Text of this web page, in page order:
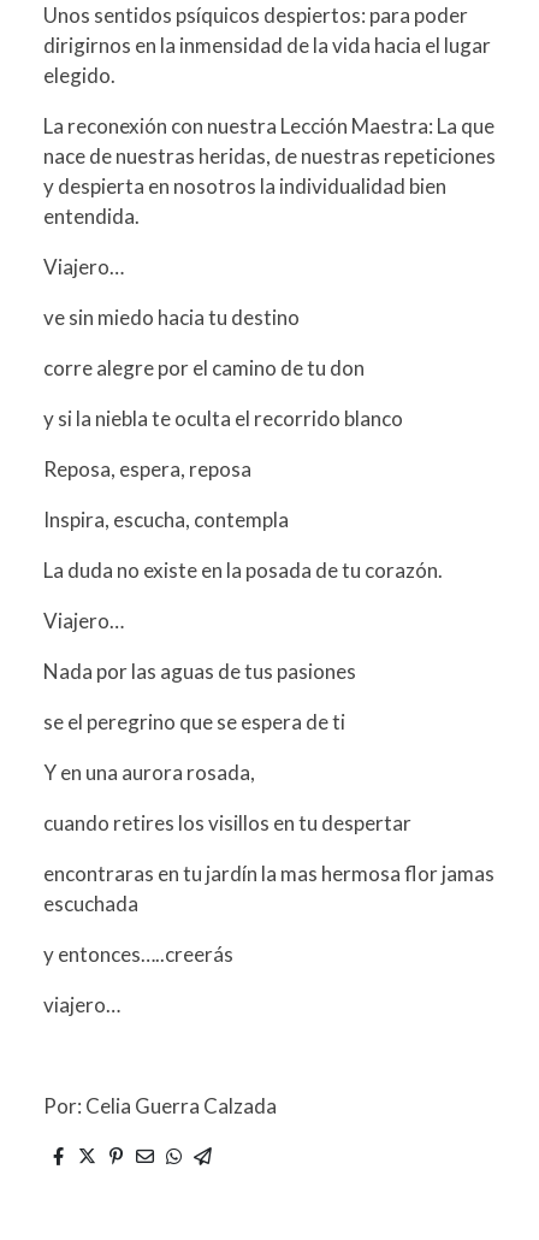
Unos sentidos psíquicos despiertos: para poder
dirigirnos en la inmensidad de la vida hacia el lugar
elegido.
La reconexión con nuestra Lección Maestra: La que
nace de nuestras heridas, de nuestras repeticiones
y despierta en nosotros la individualidad bien
entendida.
Viajero…
ve sin miedo hacia tu destino
corre alegre por el camino de tu don
y si la niebla te oculta el recorrido blanco
Reposa, espera, reposa
Inspira, escucha, contempla
La duda no existe en la posada de tu corazón.
Viajero…
Nada por las aguas de tus pasiones
se el peregrino que se espera de ti
Y en una aurora rosada,
cuando retires los visillos en tu despertar
encontraras en tu jardín la mas hermosa flor jamas
escuchada
y entonces…..creerás
viajero…
Por: Celia Guerra Calzada